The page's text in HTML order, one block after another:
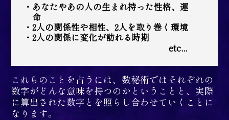
あなたやあの人の生まれ持った性格、運
命
2人の関係性や相性、2人を取り巻く環境
2人の関係に変化が訪れる時期
etc...
これらのことを占うには、数秘術ではそれぞれの
数字がどんな意味を持つのかということと、実際
に算出された数字とを照らし合わせていくことに
なります。